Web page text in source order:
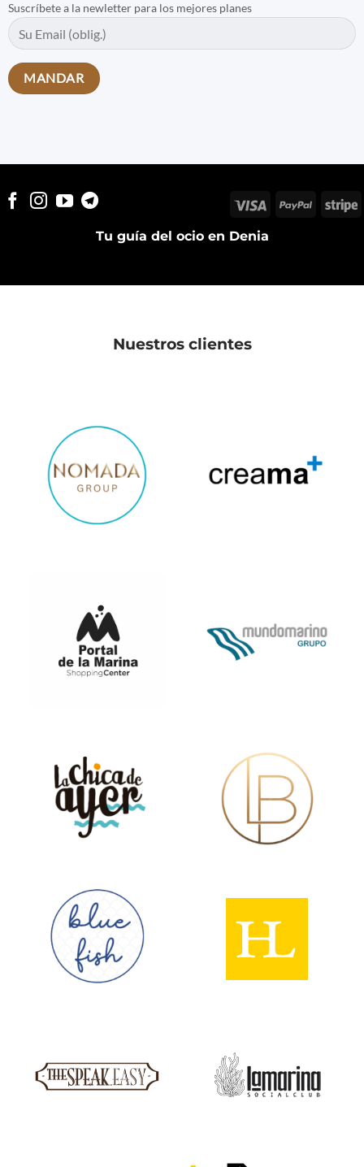
Suscríbete a la newletter para los mejores planes
Tu guía del ocio en Denia
Visa PayPal
Nuestros clientes